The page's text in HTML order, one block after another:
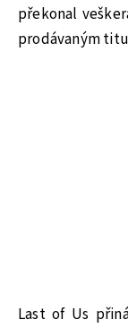
překonal
prodávaným
Last of Us